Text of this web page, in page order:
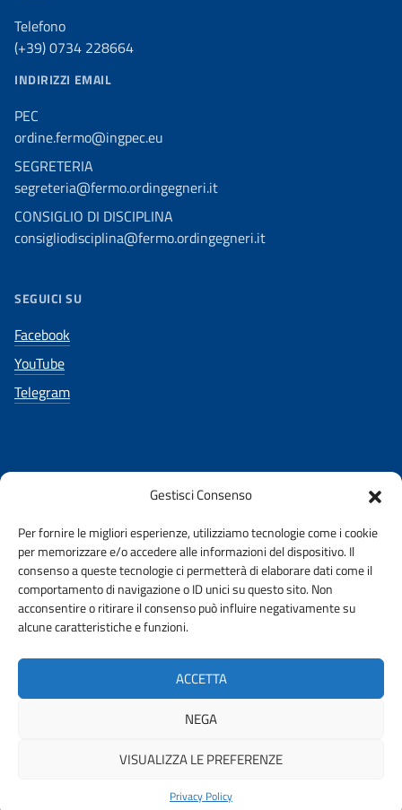
Gestisci Consenso
Per fornire le migliori esperienze, utilizziamo tecnologie come i cookie
per memorizzare e/o accedere alle informazioni del dispositivo. Il
consenso a queste tecnologie ci permetterà di elaborare dati come il
comportamento di navigazione o ID unici su questo sito. Non
acconsentire o ritirare il consenso può influire negativamente su
alcune caratteristiche e funzioni.
ACCETTA
NEGA
VISUALIZZA LE PREFERENZE
Privacy Policy
Telefono
(+39) 0734 228664
INDIRIZZI EMAIL
PEC
ordine.fermo@ingpec.eu
SEGRETERIA
segreteria@fermo.ordingegneri.it
CONSIGLIO DI DISCIPLINA
consigliodisciplina@fermo.ordingegneri.it
SEGUICI SU
Facebook
YouTube
Telegram
PRIVACY E COOKIE POLICY ORDINE URP
DICHIARAZIONE DI ACCESSIBILITA’
INFORMATIVE PRIVACY STAKEHOLDER
© 2026 ORDINE DEGLI INGEGNERI DELLA PROVINCIA DI FERMO |